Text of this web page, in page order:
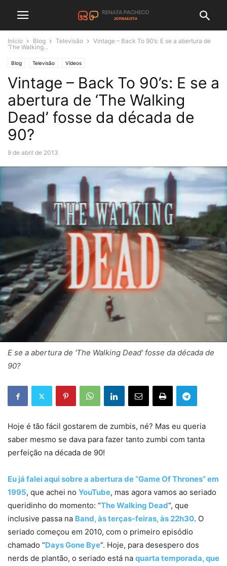
Início Blog Televisão
Vintage – Back To 90’s: E se a abertura de
‘The Walking...
Blog Televisão Vídeos
Vintage – Back To 90’s: E se a
abertura de ‘The Walking
Dead’ fosse da década de
90?
9 de abril de 2013
E se a abertura de 'The Walking Dead' fosse da década de
90?
Hoje é tão fácil gostarem de zumbis, né? Mas eu queria
saber mesmo se dava para fazer tanto zumbi com tanta
perfeição na década de 90!
Eu já falei aqui sobre a abertura de “Game Of Thrones” em
1995, que achei no YouTube, mas agora vamos ao seriado
queridinho do momento: “The Walking Dead“, que
inclusive passa na Band, às terças-feiras, às 22h30. O
seriado começou em 2010, com o primeiro episódio
chamado “Days Gone Bye“. Hoje, para desespero dos
nerds de plantão, o seriado está na quarta temporada, que